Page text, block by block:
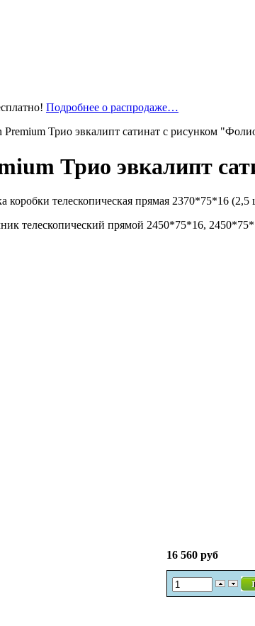
Подробнее о распродаже…
Premium Трио эвкалипт сатинат с рисунком
Трио эвкалипт
коробки телескопическая прямая 2370*75*16
телескопический прямой 2450*75*16,
16 560 руб